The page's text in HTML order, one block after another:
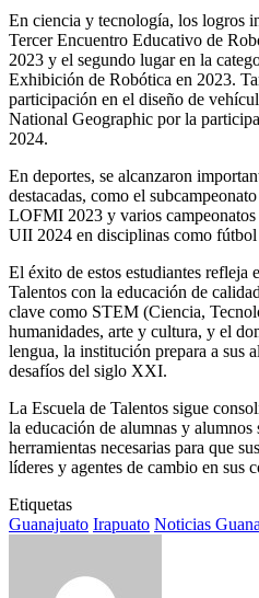
En ciencia y tecnología, los logros
Tercer Encuentro Educativo de
2023 y el segundo lugar en la
Exhibición de Robótica en 2023.
participación en el diseño de
National Geographic por la
2024.
En deportes, se alcanzaron
destacadas, como el
LOFMI 2023 y varios campeonatos
UII 2024 en disciplinas como
El éxito de estos estudiantes refleja
Talentos con la educación de
clave como STEM (Ciencia,
humanidades, arte y cultura, y el
lengua, la institución prepara a sus
desafíos del siglo XXI.
La Escuela de Talentos sigue
la educación de alumnas y alumnos
herramientas necesarias para que
líderes y agentes de cambio en sus
Etiquetas
Guanajuato Irapuato Noticias